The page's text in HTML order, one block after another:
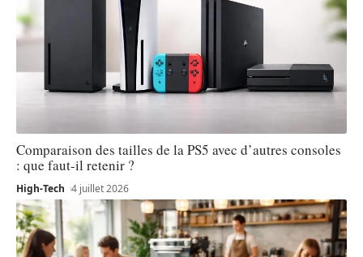
Comparaison des tailles de la PS5 avec d’autres consoles
: que faut-il retenir ?
High-Tech 4 juillet 2026